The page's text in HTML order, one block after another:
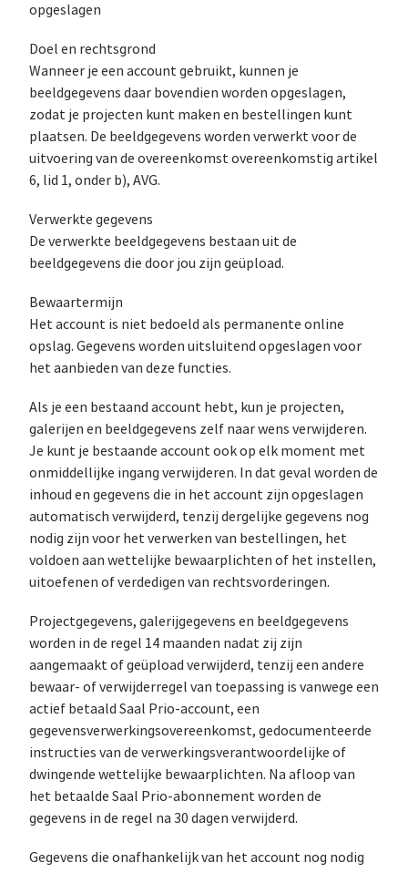
opgeslagen
Doel en rechtsgrond
Wanneer je een account gebruikt, kunnen je
beeldgegevens daar bovendien worden opgeslagen,
zodat je projecten kunt maken en bestellingen kunt
plaatsen. De beeldgegevens worden verwerkt voor de
uitvoering van de overeenkomst overeenkomstig artikel
6, lid 1, onder b), AVG.
Verwerkte gegevens
De verwerkte beeldgegevens bestaan uit de
beeldgegevens die door jou zijn geüpload.
Bewaartermijn
Het account is niet bedoeld als permanente online
opslag. Gegevens worden uitsluitend opgeslagen voor
het aanbieden van deze functies.
Als je een bestaand account hebt, kun je projecten,
galerijen en beeldgegevens zelf naar wens verwijderen.
Je kunt je bestaande account ook op elk moment met
onmiddellijke ingang verwijderen. In dat geval worden de
inhoud en gegevens die in het account zijn opgeslagen
automatisch verwijderd, tenzij dergelijke gegevens nog
nodig zijn voor het verwerken van bestellingen, het
voldoen aan wettelijke bewaarplichten of het instellen,
uitoefenen of verdedigen van rechtsvorderingen.
Projectgegevens, galerijgegevens en beeldgegevens
worden in de regel 14 maanden nadat zij zijn
aangemaakt of geüpload verwijderd, tenzij een andere
bewaar- of verwijderregel van toepassing is vanwege een
actief betaald Saal Prio-account, een
gegevensverwerkingsovereenkomst, gedocumenteerde
instructies van de verwerkingsverantwoordelijke of
dwingende wettelijke bewaarplichten. Na afloop van
het betaalde Saal Prio-abonnement worden de
gegevens in de regel na 30 dagen verwijderd.
Gegevens die onafhankelijk van het account nog nodig